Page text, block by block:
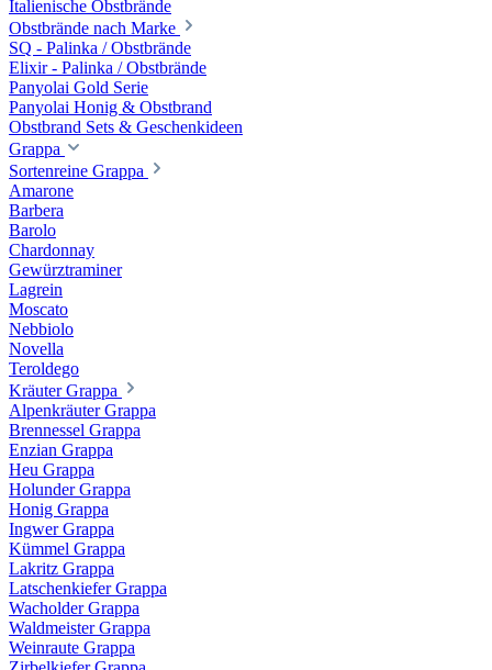
Italienische Obstbrände
Obstbrände nach Marke
SQ - Palinka / Obstbrände
Elixir - Palinka / Obstbrände
Panyolai Gold Serie
Panyolai Honig & Obstbrand
Obstbrand Sets & Geschenkideen
Grappa
Sortenreine Grappa
Amarone
Barbera
Barolo
Chardonnay
Gewürztraminer
Lagrein
Moscato
Nebbiolo
Novella
Teroldego
Kräuter Grappa
Alpenkräuter Grappa
Brennessel Grappa
Enzian Grappa
Heu Grappa
Holunder Grappa
Honig Grappa
Ingwer Grappa
Kümmel Grappa
Lakritz Grappa
Latschenkiefer Grappa
Wacholder Grappa
Waldmeister Grappa
Weinraute Grappa